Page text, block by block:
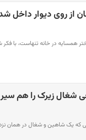
از روی دیوار داخل
همسایه در خانه تنهاست، با فکر
شغال زیرک را هم
در حالی که یک شاهین و شغال در